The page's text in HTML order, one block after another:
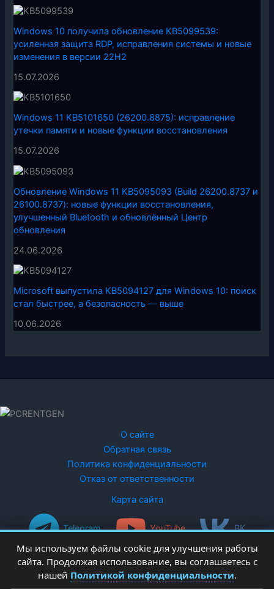
Windows 10 получила обновление KB5099539:
усиленная защита RDP, исправления системы и новые
изменения в версии 22H2
15.07.2026
Windows 11 KB5101650 (26200.8875): исправление
утечки памяти и новые функции восстановления
15.07.2026
Обновление Windows 11 KB5095093 (Build 26200.8737 и
26100.8737): новые функции восстановления,
улучшенный Bluetooth и обновлённый Центр
обновления
24.06.2026
Microsoft выпустила KB5094127 для Windows 10: поиск
стал быстрее, а безопасность — выше
10.06.2026
О сайте
Обратная связь
Политика конфиденциальности
Отказ от ответственности
Карта сайта
Telegram YouTube ВК
Мы используем файлы cookie для улучшения работы
сайта. Продолжая использование, вы соглашаетесь с
нашей Политикой конфиденциальности.